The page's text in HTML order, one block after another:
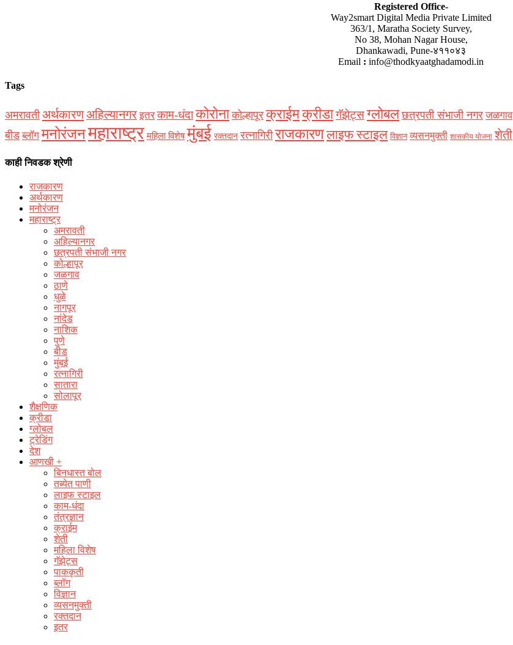
Registered Office-
Way2smart Digital Media Private Limited
363/1, Maratha Society Survey,
No 38, Mohan Nagar House,
Dhankawadi, Pune-४११०४३
Email : info@thodkyaatghadamodi.in
Tags
अमरावती अर्थकारणअहिल्यानगर इतर काम-धंदाकोरोना कोल्हापूर क्राईमक्रीडागॅझेट्सग्लोबल छत्रपती संभाजी नगर जळगाव
बीड ब्लॉग मनोरंजनमहाराष्ट्र महिला विशेष मुंबई रक्‍तदान रत्नागिरी राजकारणलाइफ स्टाइल विज्ञान व्यसनमुक्ती शासकीय योजना शेती
काही निवडक श्रेणी
राजकारण
अर्थकारण
मनोरंजन
महाराष्ट्र
अमरावती
अहिल्यानगर
छत्रपती संभाजी नगर
कोल्हापूर
जळगाव
ठाणे
धुळे
नागपूर
नांदेड
नाशिक
पुणे
बीड
मुंबई
रत्नागिरी
सातारा
सोलापूर
शैक्षणिक
क्रीडा
ग्लोबल
ट्रेडिंग
देश
आणखी +
बिनधास्त बोल
तब्येत पाणी
लाइफ स्टाइल
काम-धंदा
तंत्रज्ञान
क्राईम
शेती
महिला विशेष
गॅझेट्स
पाककृती
ब्लॉग
विज्ञान
व्यसनमुक्ती
रक्‍तदान
इतर